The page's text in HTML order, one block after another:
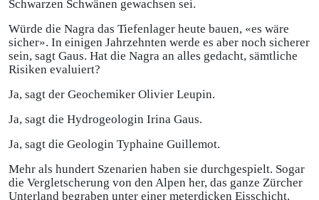
Schwarzen Schwänen gewachsen sei.
Würde die Nagra das Tiefenlager heute bauen, «es wäre
sicher». In einigen Jahrzehnten werde es aber noch sicherer
sein, sagt Gaus. Hat die Nagra an alles gedacht, sämtliche
Risiken evaluiert?
Ja, sagt der Geochemiker Olivier Leupin.
Ja, sagt die Hydrogeologin Irina Gaus.
Ja, sagt die Geologin Typhaine Guillemot.
Mehr als hundert Szenarien haben sie durchgespielt. Sogar
die Vergletscherung von den Alpen her, das ganze Zürcher
Unterland begraben unter einer meterdicken Eisschicht.